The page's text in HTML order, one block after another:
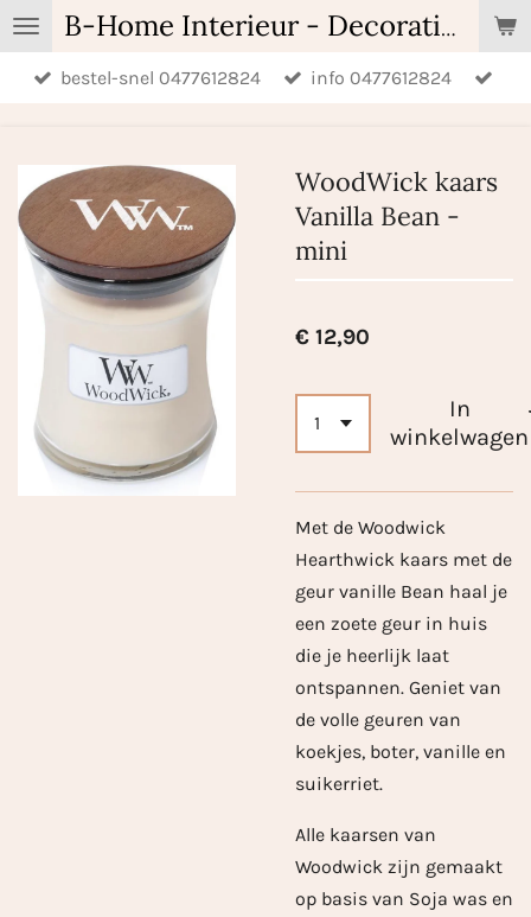
Ga
direct
naar
B-Home Interieur - Decoratie & Geschenken - Geurartikelen
bestel-snel 0477612824 info 0477612824
WoodWick kaars
Vanilla Bean -
mini
€ 12,90
In
winkelwagen
Met de Woodwick
Hearthwick kaars met de
geur vanille Bean haal je
een zoete geur in huis
die je heerlijk laat
ontspannen. Geniet van
de volle geuren van
koekjes, boter, vanille en
suikerriet.
Alle kaarsen van
Woodwick zijn gemaakt
op basis van Soja was en